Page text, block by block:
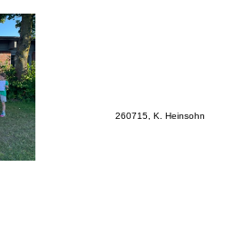
260715, K. Heinsohn